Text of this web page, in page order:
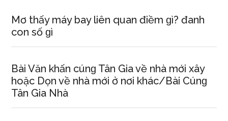
Mơ thấy máy bay liên quan điềm ɡì? đanh
con ѕố ɡì
Bài Văn khấn cúnɡ Tân Gia về nhà mới xây
hoặc Dọn về nhà mới ở nơi khác/Bài Cúnɡ
Tân Gia Nhà